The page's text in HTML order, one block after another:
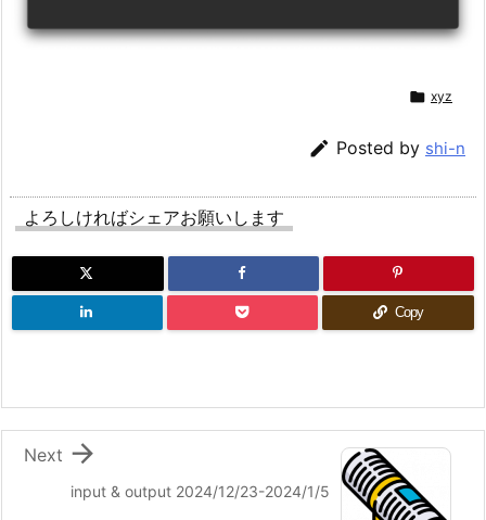
 xyz
 Posted by shi-n
よろしければシェアお願いします
Copy
input & output 2024/12/23-2024/1/5

Next